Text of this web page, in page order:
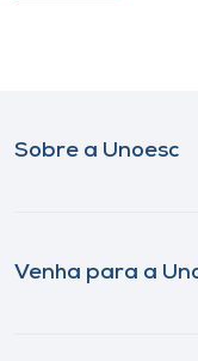
Sobre a Unoesc
Venha para a